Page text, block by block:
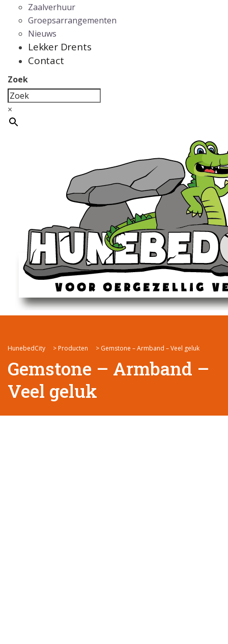
Zaalverhuur
Groepsarrangementen
Nieuws
Lekker Drents
Contact
Zoek
×
HunebedCity > Producten > Gemstone – Armband – Veel geluk
Gemstone – Armband –
Veel geluk